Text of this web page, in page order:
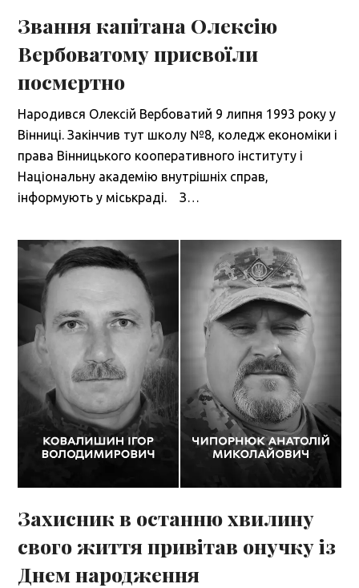
Звання капітана Олексію
Вербоватому присвоїли
посмертно
Народився Олексій Вербоватий 9 липня 1993 року у
Вінниці. Закінчив тут школу №8, коледж економіки і
права Вінницького кооперативного інституту і
Національну академію внутрішніх справ,
інформують у міськраді. З…
Захисник в останню хвилину
свого життя привітав онучку із
Днем народження